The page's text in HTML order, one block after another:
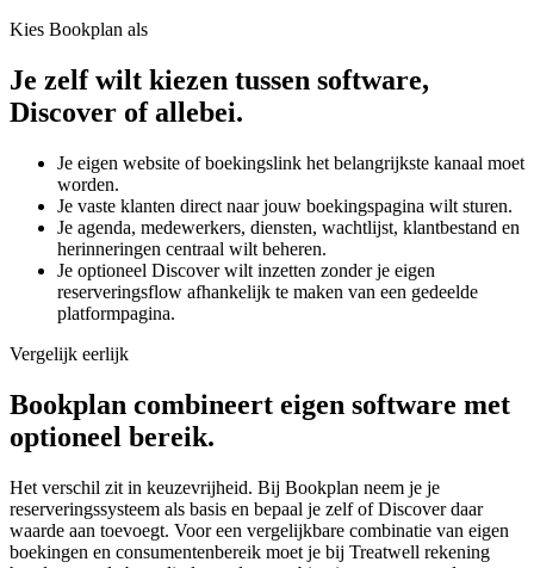
Kies Bookplan als
Je zelf wilt kiezen tussen software,
Discover of allebei.
Je eigen website of boekingslink het belangrijkste kanaal moet
worden.
Je vaste klanten direct naar jouw boekingspagina wilt sturen.
Je agenda, medewerkers, diensten, wachtlijst, klantbestand en
herinneringen centraal wilt beheren.
Je optioneel Discover wilt inzetten zonder je eigen
reserveringsflow afhankelijk te maken van een gedeelde
platformpagina.
Vergelijk eerlijk
Bookplan combineert eigen software met
optioneel bereik.
Het verschil zit in keuzevrijheid. Bij Bookplan neem je je
reserveringssysteem als basis en bepaal je zelf of Discover daar
waarde aan toevoegt. Voor een vergelijkbare combinatie van eigen
boekingen en consumentenbereik moet je bij Treatwell rekening